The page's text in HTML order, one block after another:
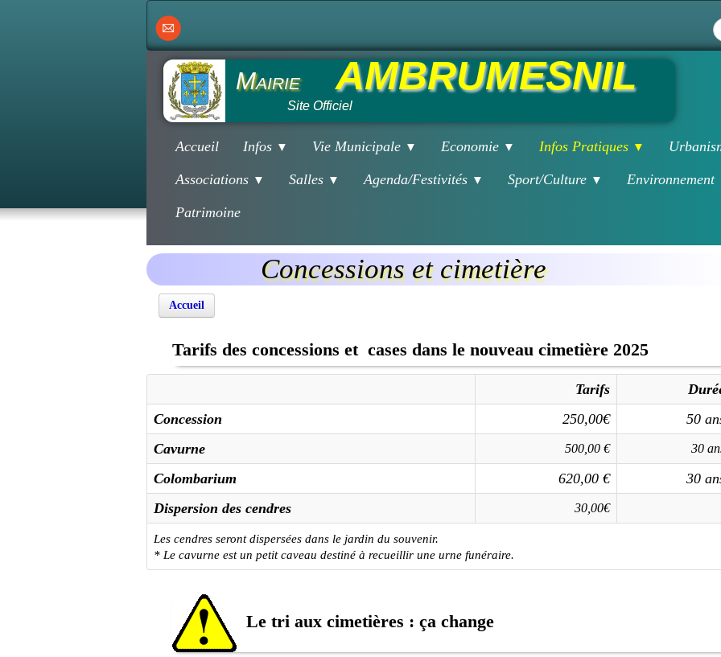
Mairie AMBRUMESNIL
Site Officiel
Accueil Infos ▼ Vie Municipale ▼ Economie ▼ Infos Pratiques ▼
Associations ▼ Salles ▼ Agenda/Festivités ▼ Sport/Culture ▼ Environnement
Patrimoine
Concessions et cimetière
Accueil
Tarifs des concessions et cases dans le nouveau cimetière 2025
Tarifs
Concession
250,00€
50
Cavurne
500,00 € 30
Colombarium 620,00 €
30
Dispersion des cendres
30,00€
Les cendres seront dispersées dans le jardin du souvenir.
* Le cavurne est un petit caveau destiné à recueillir une urne funéraire.
Le tri aux cimetières : ça change